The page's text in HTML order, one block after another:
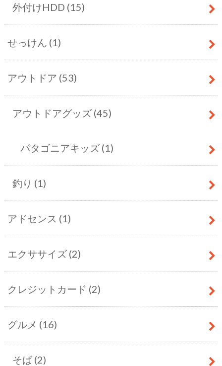
外付けHDD (15)
せっけん (1)
アウトドア (53)
アウトドアグッズ (45)
パタゴニアキッズ (1)
釣り (1)
アドセンス (1)
エクササイズ (2)
クレジットカード (2)
グルメ (16)
そば(2)